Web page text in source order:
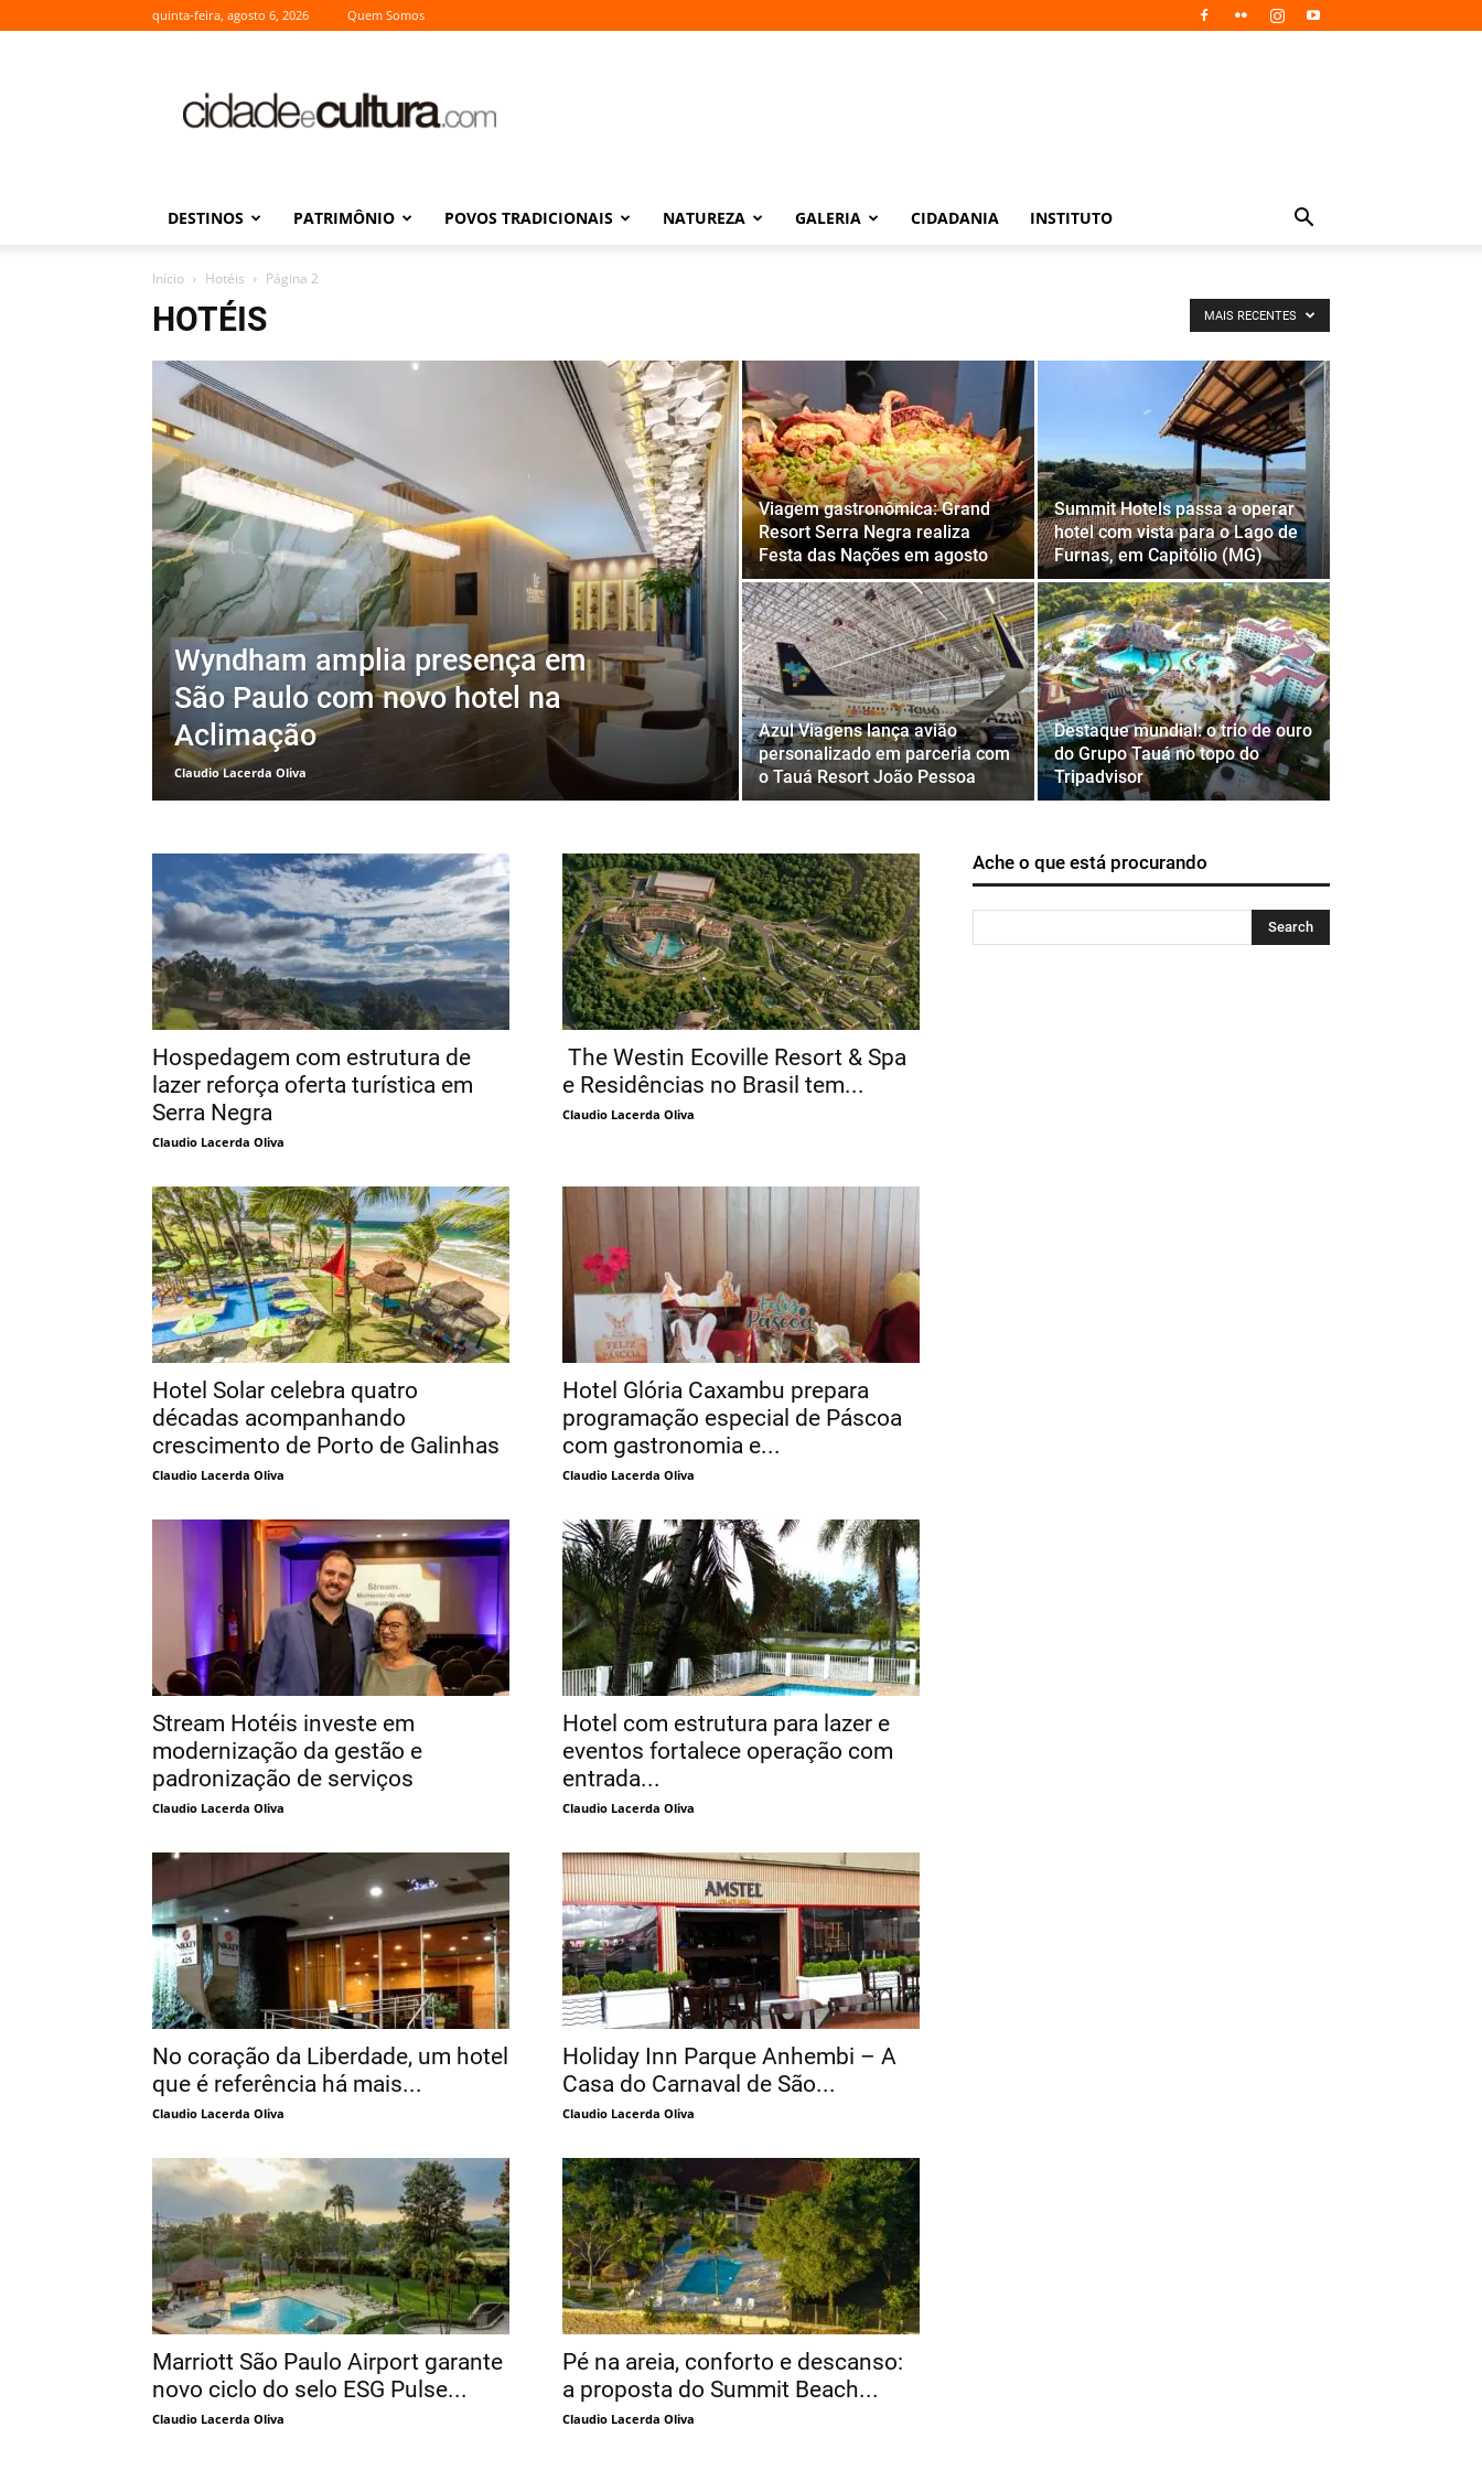
quinta-feira, agosto 6, 2026 Quem Somos
Cultura
DESTINOS PATRIMÔNIO POVOS TRADICIONAIS NATUREZA GALERIA CIDADANIA INSTITUTO
Início Hotéis Página 2
HOTÉIS MAIS RECENTES
Wyndham amplia presença em
São Paulo com novo hotel na
Aclimação
Claudio Lacerda Oliva
Viagem gastronômica: Grand
Resort Serra Negra realiza
Festa das Nações em agosto
Summit Hotels passa a operar
hotel com vista para o Lago de
Furnas, em Capitólio (MG)
Azul Viagens lança avião
personalizado em parceria com
o Tauá Resort João Pessoa
Destaque mundial: o trio de ouro
do Grupo Tauá no topo do
Tripadvisor
Hospedagem com estrutura de
lazer reforça oferta turística em
Serra Negra
Claudio Lacerda Oliva
The Westin Ecoville Resort & Spa
e Residências no Brasil tem...
Claudio Lacerda Oliva
Hotel Solar celebra quatro
décadas acompanhando
crescimento de Porto de Galinhas
Claudio Lacerda Oliva
Hotel Glória Caxambu prepara
programação especial de Páscoa
com gastronomia e...
Claudio Lacerda Oliva
Stream Hotéis investe em
modernização da gestão e
padronização de serviços
Claudio Lacerda Oliva
Hotel com estrutura para lazer e
eventos fortalece operação com
entrada...
Claudio Lacerda Oliva
No coração da Liberdade, um hotel
que é referência há mais...
Claudio Lacerda Oliva
Holiday Inn Parque Anhembi – A
Casa do Carnaval de São...
Claudio Lacerda Oliva
Marriott São Paulo Airport garante
novo ciclo do selo ESG Pulse...
Claudio Lacerda Oliva
Pé na areia, conforto e descanso:
a proposta do Summit Beach...
Claudio Lacerda Oliva
Ache o que está procurando